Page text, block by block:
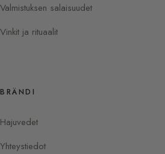
Valmistuksen salaisuudet
Vinkit ja rituaalit
BRÄNDI
Hajuvedet
Yhteystiedot